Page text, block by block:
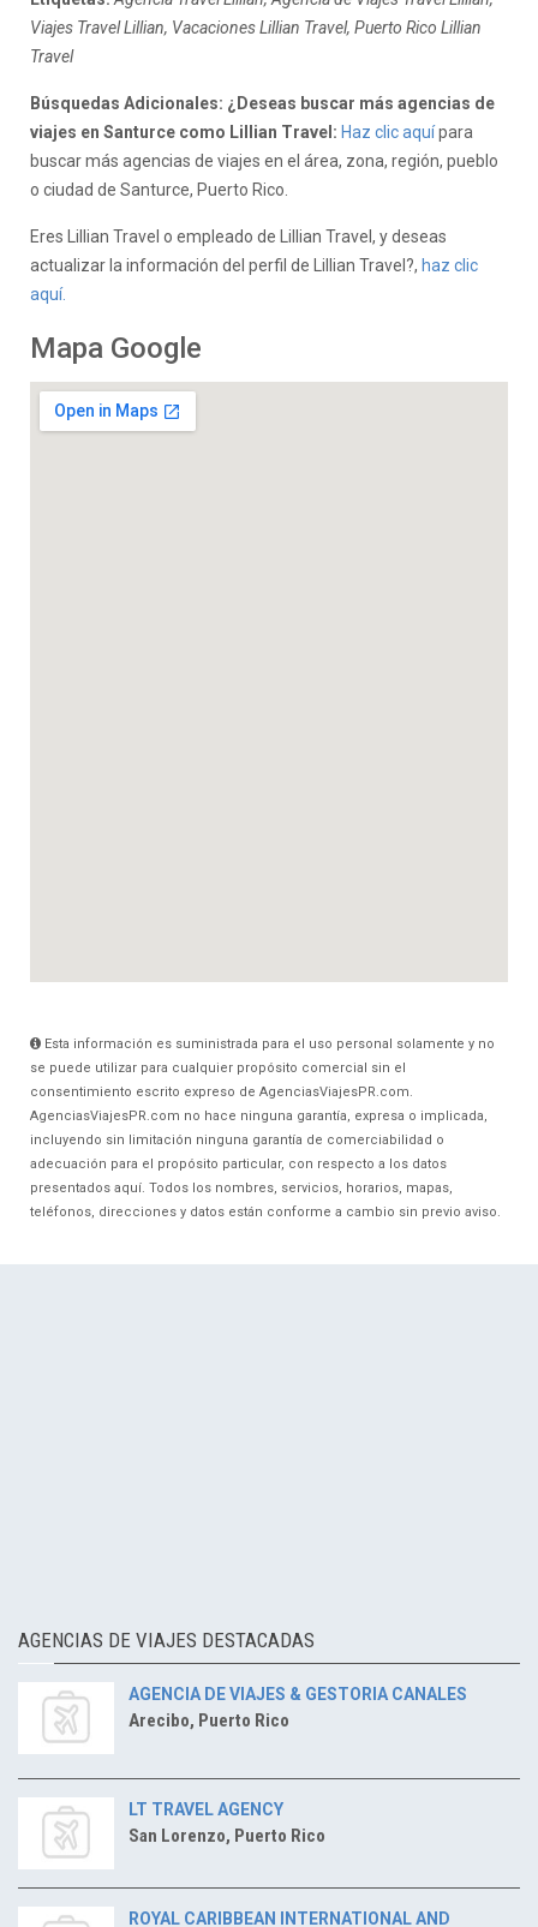
Viajes Travel Lillian, Vacaciones Lillian Travel, Puerto Rico Lillian
Travel
Búsquedas Adicionales: ¿Deseas buscar más agencias de
viajes en Santurce como Lillian Travel: Haz clic aquípara
buscar más agencias de viajes en el área, zona, región, pueblo
o ciudad de Santurce, Puerto Rico.
Eres Lillian Travel o empleado de Lillian Travel, y deseas
actualizar la información del perfil de Lillian Travel?, haz clic
aquí.
Mapa Google
Esta información es suministrada para el uso personal solamente y no
se puede utilizar para cualquier propósito comercial sin el
consentimiento escrito expreso de AgenciasViajesPR.com.
AgenciasViajesPR.com no hace ninguna garantía, expresa o implicada,
incluyendo sin limitación ninguna garantía de comerciabilidad o
adecuación para el propósito particular, con respecto a los datos
presentados aquí. Todos los nombres, servicios, horarios, mapas,
teléfonos, direcciones y datos están conforme a cambio sin previo aviso.
AGENCIAS DE VIAJES DESTACADAS
AGENCIA DE VIAJES & GESTORIA CANALES
Arecibo, Puerto Rico
LT TRAVEL AGENCY
San Lorenzo, Puerto Rico
ROYAL CARIBBEAN INTERNATIONAL AND